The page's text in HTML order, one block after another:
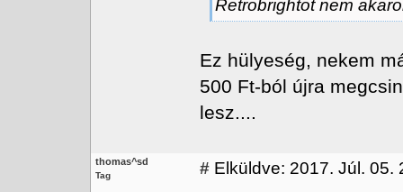
Retrobrightot nem
Ez hülyeség, nekem
500 Ft-ból újra
lesz....
thomas^sd
Tag # Elküldve: 2017. Júl. 05.